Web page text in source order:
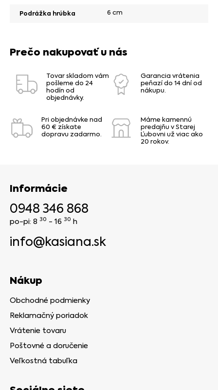
Podrážka hrúbka 6 cm
Prečo nakupovať u nás
Tovar skladom vám
pošleme do 24
hodín od
objednávky.
Garancia vrátenia
peňazí do 14 dní od
nákupu.
Pri objednávke nad
60 € získate
dopravu zadarmo.
Máme kamennú
predajňu v Starej
Ľubovni už viac ako
20 rokov.
Informácie
0948 346 868
po-pi: 8 30 - 16 30 h
info@kasiana.sk
Nákup
Obchodné podmienky
Reklamačný poriadok
Vrátenie tovaru
Poštovné a doručenie
Veľkostná tabuľka